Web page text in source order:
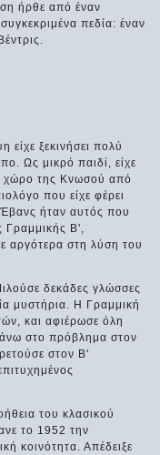
ήρθε από έναν
πεδία: έναν
ξεκινήσει πολύ
Ως μικρό παιδί, είχε
χώρο της Κνωσού από
που είχε φέρει
ήταν αυτός που
Γραμμικής Β',
αργότερα στη λύση του
δεκάδες γλώσσες
μυστήρια. Η Γραμμική
και αφιέρωσε όλη
στο πρόβλημα στον
στον Β'
του κλασικού
το 1952 την
κοινότητα. Απέδειξε